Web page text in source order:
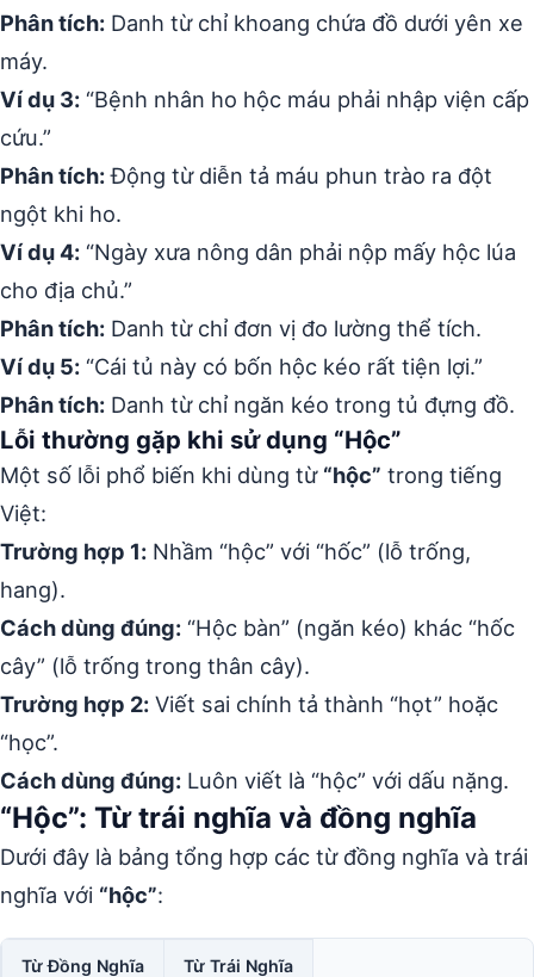
Phân tích: Danh từ chỉ khoang chứa đồ dưới yên xe
máy.
Ví dụ 3: “Bệnh nhân ho hộc máu phải nhập viện cấp
cứu.”
Phân tích:Động từ diễn tả máu phun trào ra đột
ngột khi ho.
Ví dụ 4: “Ngày xưa nông dân phải nộp mấy hộc lúa
cho địa chủ.”
Phân tích: Danh từ chỉ đơn vị đo lường thể tích.
Ví dụ 5: “Cái tủ này có bốn hộc kéo rất tiện lợi.”
Phân tích: Danh từ chỉ ngăn kéo trong tủ đựng đồ.
Lỗi thường gặp khi sử dụng “Hộc”
Một số lỗi phổ biến khi dùng từ “hộc” trong tiếng
Việt:
Trường hợp 1: Nhầm “hộc” với “hốc” (lỗ trống,
hang).
Cách dùng đúng: “Hộc bàn” (ngăn kéo) khác “hốc
cây” (lỗ trống trong thân cây).
Trường hợp 2: Viết sai chính tả thành “họt” hoặc
“học”.
Cách dùng đúng: Luôn viết là “hộc” với dấu nặng.
“Hộc”: Từ trái nghĩa và đồng nghĩa
Dưới đây là bảng tổng hợp các từ đồng nghĩa và trái
nghĩa với “hộc”:
Từ Đồng Nghĩa Từ Trái Nghĩa